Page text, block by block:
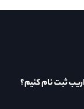
ثبت نام کنیم؟